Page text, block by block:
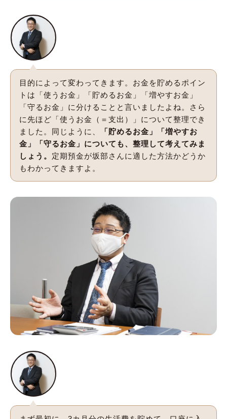
目的によって変わってきます。お金を貯めるポイン
トは「使うお金」「貯めるお金」「増やすお金」
「守るお金」に分けることと言いましたよね。さら
に先ほど「使うお金（＝支出）」について整理でき
ました。同じように、
「貯めるお金」「増やすお
金」「守るお金」についても、整理して考えてみま
しょう。 定期預金が坂部さんに適した方法かどうか
もわかってきますよ。